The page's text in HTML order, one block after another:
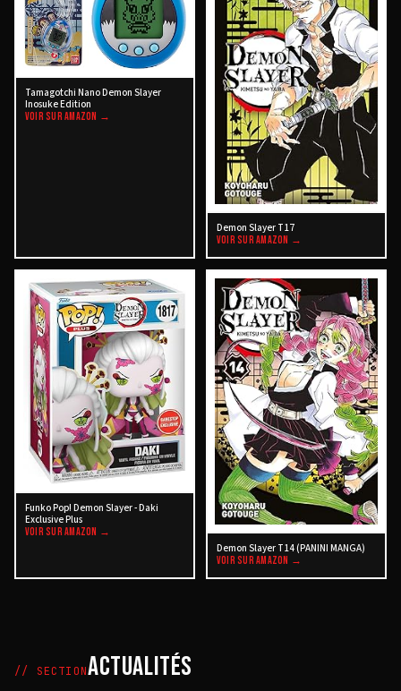
Tamagotchi Nano Demon Slayer
Inosuke Edition
VOIR SUR AMAZON →
Demon Slayer T17
VOIR SUR AMAZON →
Funko Pop! Demon Slayer - Daki
Exclusive Plus
VOIR SUR AMAZON →
Demon Slayer T14 (PANINI MANGA)
VOIR SUR AMAZON →
// SECTIONACTUALITÉS